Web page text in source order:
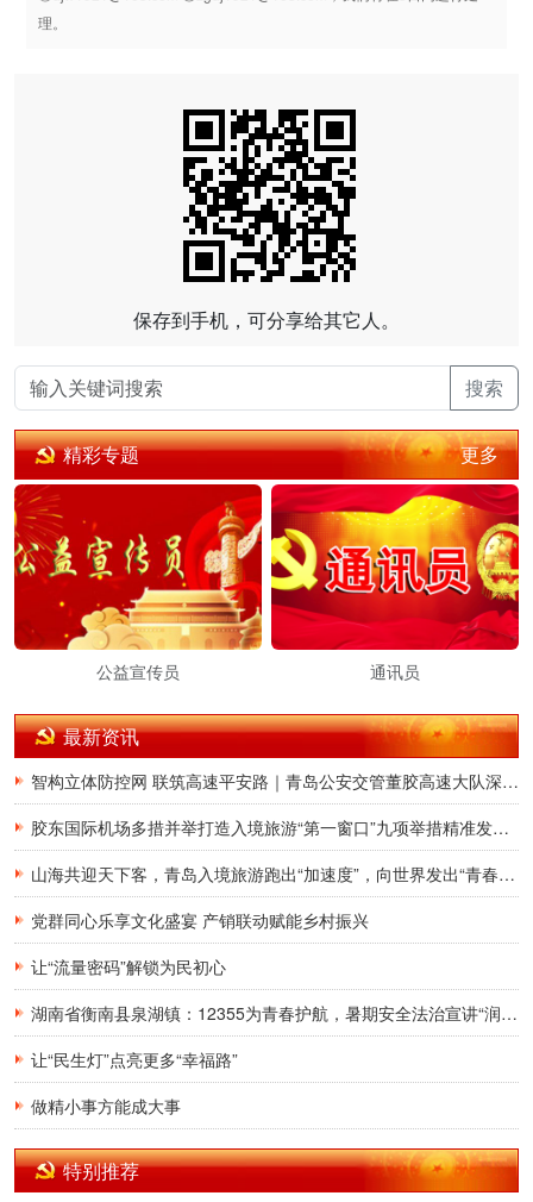
理。
保存到手机，可分享给其它人。
搜索
精彩专题 更多
公益宣传员 通讯员
最新资讯
智构立体防控网 联筑高速平安路｜青岛公安交管董胶高速大队深耕交通治理提质增效
胶东国际机场多措并举打造入境旅游“第一窗口”九项举措精准发力，助力青岛建设国际滨海旅游度假胜地
山海共迎天下客，青岛入境旅游跑出“加速度”，向世界发出“青春之约”
党群同心乐享文化盛宴 产销联动赋能乡村振兴
让“流量密码”解锁为民初心
湖南省衡南县泉湖镇：12355为青春护航，暑期安全法治宣讲“润”童心
让“民生灯”点亮更多“幸福路”
做精小事方能成大事
特别推荐